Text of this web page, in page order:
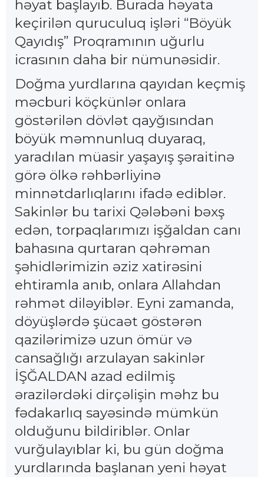
həyat başlayıb. Burada həyata
keçirilən quruculuq işləri “Böyük
Qayıdış” Proqramının uğurlu
icrasının daha bir nümunəsidir.
Doğma yurdlarına qayıdan keçmiş
məcburi köçkünlər onlara
göstərilən dövlət qayğısından
böyük məmnunluq duyaraq,
yaradılan müasir yaşayış şəraitinə
görə ölkə rəhbərliyinə
minnətdarlıqlarını ifadə ediblər.
Sakinlər bu tarixi Qələbəni bəxş
edən, torpaqlarımızı işğaldan canı
bahasına qurtaran qəhrəman
şəhidlərimizin əziz xatirəsini
ehtiramla anıb, onlara Allahdan
rəhmət diləyiblər. Eyni zamanda,
döyüşlərdə şücaət göstərən
qazilərimizə uzun ömür və
cansağlığı arzulayan sakinlər
İŞĞALDAN azad edilmiş
ərazilərdəki dirçəlişin məhz bu
fədakarlıq sayəsində mümkün
olduğunu bildiriblər. Onlar
vurğulayıblar ki, bu gün doğma
yurdlarında başlanan yeni həyat